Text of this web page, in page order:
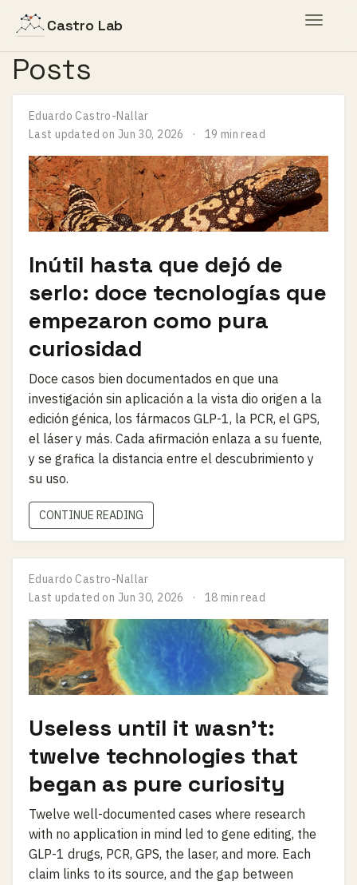
Toggle
Castro Lab
Posts
Eduardo Castro-Nallar
Last updated on Jun 30, 2026 19 min read
Inútil hasta que dejó de
serlo: doce tecnologías que
empezaron como pura
curiosidad
Doce casos bien documentados en que una
investigación sin aplicación a la vista dio origen a la
edición génica, los fármacos GLP-1, la PCR, el GPS,
el láser y más. Cada afirmación enlaza a su fuente,
y se grafica la distancia entre el descubrimiento y
su uso.
CONTINUE READING
Eduardo Castro-Nallar
Last updated on Jun 30, 2026 18 min read
Useless until it wasn't:
twelve technologies that
began as pure curiosity
Twelve well-documented cases where research
with no application in mind led to gene editing, the
GLP-1 drugs, PCR, GPS, the laser, and more. Each
claim links to its source, and the gap between